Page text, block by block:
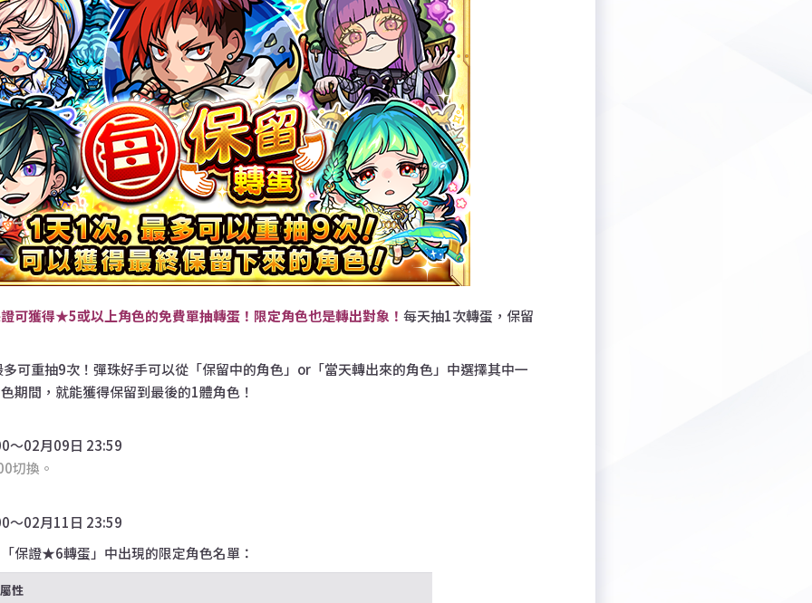
可獲得★5或以上角色的免費單抽轉蛋！限定角色也是轉出對象！ 每天抽1次轉蛋，保留
可重抽9次！彈珠好手可以從「保留中的角色」or「當天轉出來的角色」中選擇其中一
期間，就能獲得保留到最後的1體角色！
～02月09日 23:59
切換。
～02月11日 23:59
保證★6轉蛋」中出現的限定角色名單：
性